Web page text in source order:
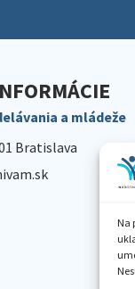
Na
a mládeže
Bratislava